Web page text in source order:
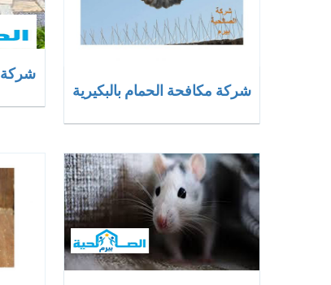
شركة مكافحة الحمام بالبكيرية
شركة